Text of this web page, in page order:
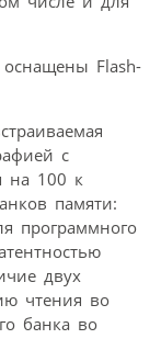
Flash-
с
на 100 к
памяти:
программного
двух
чтения во
банка во